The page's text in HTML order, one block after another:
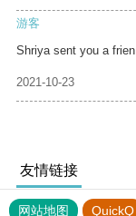
游客
Shriya sent you a frien
2021-10-23
友情链接
网站地图 QuickQ